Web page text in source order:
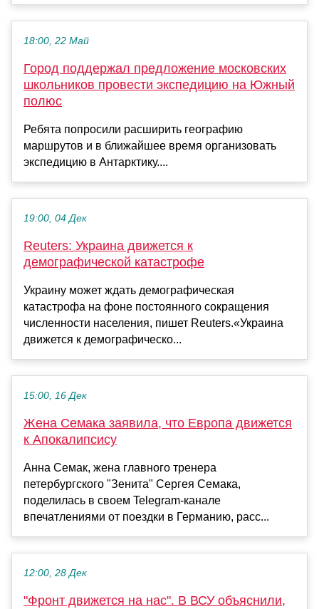
18:00, 22 Май
Город поддержал предложение московских
школьников провести экспедицию на Южный
полюс
Ребята попросили расширить географию
маршрутов и в ближайшее время организовать
экспедицию в Антарктику....
19:00, 04 Дек
Reuters: Украина движется к
демографической катастрофе
Украину может ждать демографическая
катастрофа на фоне постоянного сокращения
численности населения, пишет Reuters.«Украина
движется к демографическо...
15:00, 16 Дек
Жена Семака заявила, что Европа движется
к Апокалипсису
Анна Семак, жена главного тренера
петербургского "Зенита" Сергея Семака,
поделилась в своем Telegram-канале
впечатлениями от поездки в Германию, расс...
12:00, 28 Дек
"Фронт движется на нас". В ВСУ объяснили,